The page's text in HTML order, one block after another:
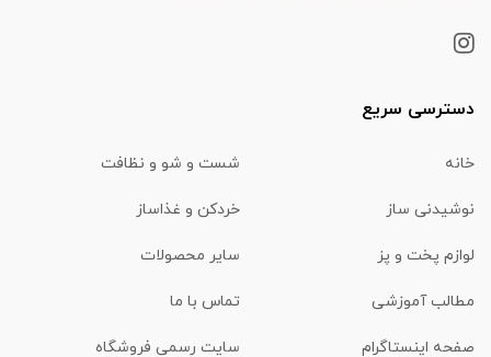
دسترسی سریع
خانه شست و شو و نظافت
نوشیدنی ساز خردکن و غذاساز
لوازم پخت و پز سایر محصولات
مطالب آموزشی تماس با ما
صفحه اینستاگرام سایت رسمی فروشگاه